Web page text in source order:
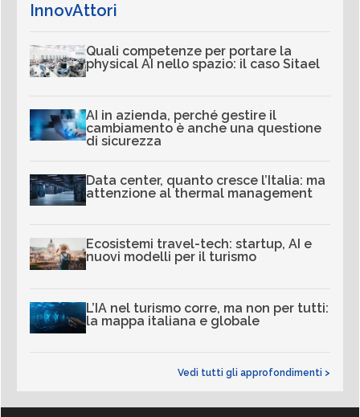
InnovAttori
Quali competenze per portare la
physical AI nello spazio: il caso Sitael
AI in azienda, perché gestire il
cambiamento è anche una questione
di sicurezza
Data center, quanto cresce l’Italia: ma
attenzione al thermal management
Ecosistemi travel-tech: startup, AI e
nuovi modelli per il turismo
L’IA nel turismo corre, ma non per tutti:
la mappa italiana e globale
Vedi tutti gli approfondimenti >